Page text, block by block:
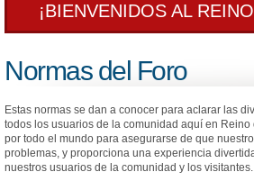
¡BIENVENIDOS AL
Normas del Foro
Estas normas se dan a conocer para aclarar las
todos los usuarios de la comunidad aquí en
por todo el mundo para asegurarse de que
problemas, y proporciona una experiencia
nuestros usuarios de la comunidad y los visitantes.